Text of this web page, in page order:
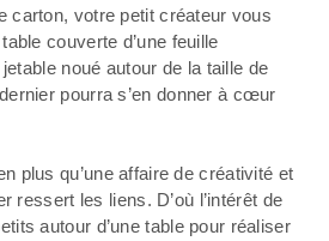
carton, votre petit créateur vous
couverte d’une feuille
noué autour de la taille de
pourra s’en donner à cœur
plus qu’une affaire de créativité et
ressert les liens. D’où l’intérêt de
autour d’une table pour réaliser